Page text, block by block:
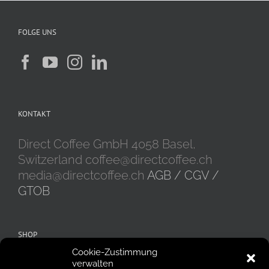
Cookie-Zustimmung
verwalten
FOLGE UNS
KONTAKT
Direct Coffee GmbH 4058 Basel,
Switzerland coffee@directcoffee.ch
media@directcoffee.ch AGB / CGV /
GTOB
SHOP
Alle Produkte Kaffeebohnen